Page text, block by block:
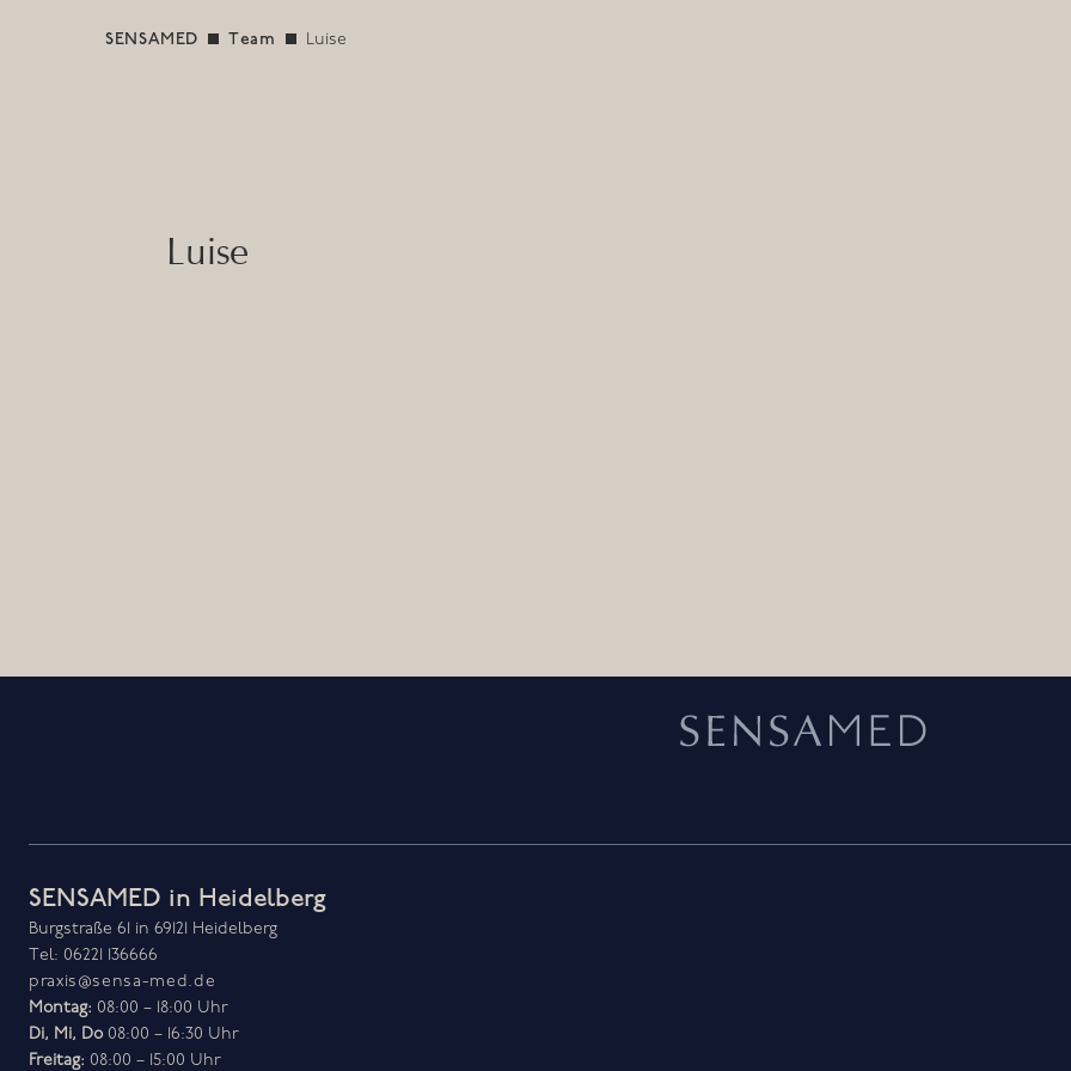
SENSAMED Team Luise
Luise
SENSAMED in Heidelberg
Burgstraße 61 in 69121 Heidelberg
Tel: 06221 136666
praxis@sensa-med.de
Montag:
Di, Mi, Do
Freitag: 08:00 – 15:00 Uhr